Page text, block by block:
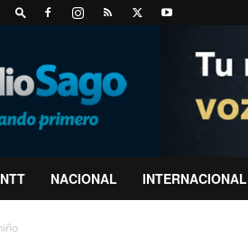
NACIONAL INTERNACIONAL